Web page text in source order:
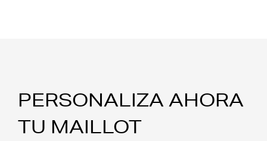
PERSONALIZA AHORA
TU MAILLOT